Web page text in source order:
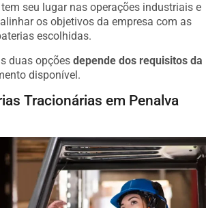
seu lugar nas operações industriais e
os objetivos da empresa com as
escolhidas.
duas opçõesdepende dos requisitos da
disponível.
Tracionárias em Penalva